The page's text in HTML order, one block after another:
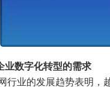
业数字化转型的需求
行业的发展趋势表明，